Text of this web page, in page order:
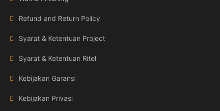
Refund and Return Policy
Syarat & Ketentuan Project
Syarat & Ketentuan Ritel
Kebijakan Garansi
Kebijakan Privasi